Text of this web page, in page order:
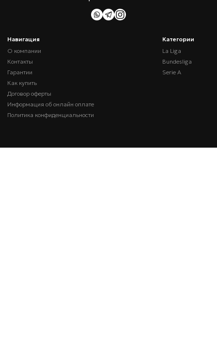
Навигация
О компании
Контакты
Гарантии
Как купить
Договор оферты
Информация об онлайн оплате
Политика конфиденциальности
Категории
La Liga
Bundesliga
Serie A